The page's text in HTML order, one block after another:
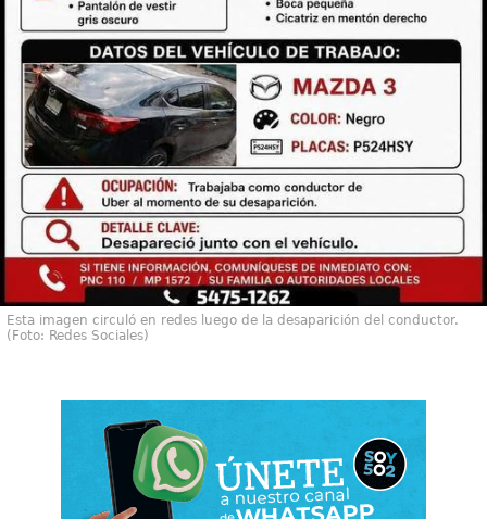
Esta imagen circuló en redes luego de la desaparición del conductor.
(Foto: Redes Sociales)